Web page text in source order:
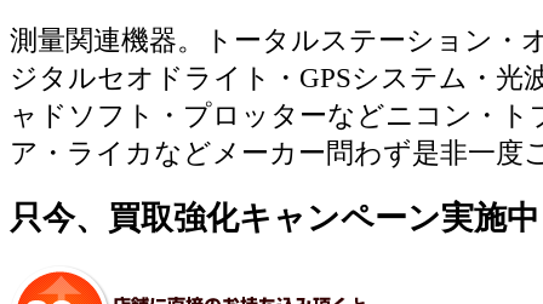
測量関連機器。トータルステーション・
ジタルセオドライト・GPSシステム・光
ャドソフト・プロッターなどニコン・ト
ア・ライカなどメーカー問わず是非一度
只今、買取強化キャンペーン実施